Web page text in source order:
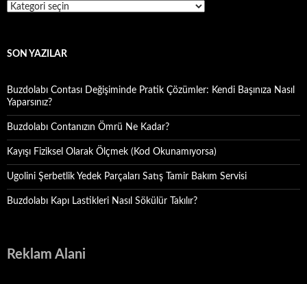
Kategoriler
SON YAZILAR
Buzdolabı Contası Değişiminde Pratik Çözümler: Kendi Başınıza Nasıl
Yaparsınız?
Buzdolabı Contanızın Ömrü Ne Kadar?
Kayışı Fiziksel Olarak Ölçmek (Kod Okunamıyorsa)
Ugolini Şerbetlik Yedek Parçaları Satış Tamir Bakım Servisi
Buzdolabı Kapı Lastikleri Nasıl Sökülür Takılır?
Reklam Alani